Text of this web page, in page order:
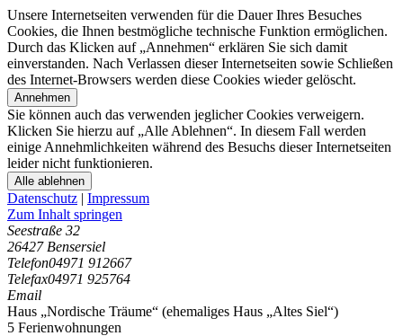
Unsere Internetseiten verwenden für die Dauer Ihres Besuches
Cookies, die Ihnen bestmögliche technische Funktion ermöglichen.
Durch das Klicken auf „Annehmen“ erklären Sie sich damit
einverstanden. Nach Verlassen dieser Internetseiten sowie Schließen
des Internet-Browsers werden diese Cookies wieder gelöscht.
Annehmen
Sie können auch das verwenden jeglicher Cookies verweigern.
Klicken Sie hierzu auf „Alle Ablehnen“. In diesem Fall werden
einige Annehmlichkeiten während des Besuchs dieser Internetseiten
leider nicht funktionieren.
Alle ablehnen
Datenschutz | Impressum
Zum Inhalt springen
Seestraße 32
26427 Bensersiel
Telefon04971 912667
Telefax04971 925764
Email
Haus „Nordische Träume“ (ehemaliges Haus „Altes Siel“)
5 Ferienwohnungen